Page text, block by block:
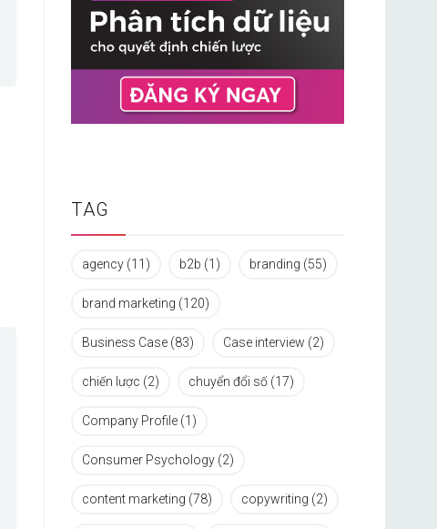
TAG
agency (11) b2b (1) branding (55)
brand marketing (120)
Business Case (83) Case interview (2)
chiến lược (2) chuyển đổi số (17)
Company Profile (1)
Consumer Psychology (2)
content marketing (78) copywriting (2)